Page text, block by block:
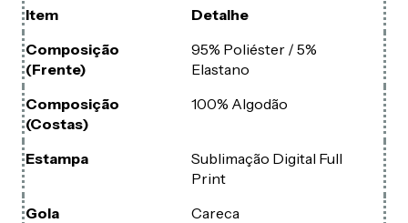
Item
Detalhe
Composição
(Frente)
95% Poliéster / 5%
Elastano
Composição
(Costas)
100% Algodão
Estampa
Sublimação Digital Full
Print
Gola
Careca